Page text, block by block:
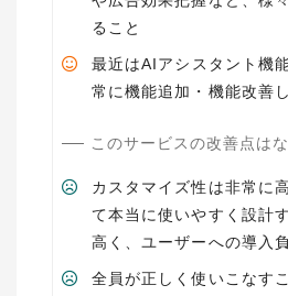
ること
最近はAIアシスタント機
常に機能追加・機能改善
このサービスの改善点は
カスタマイズ性は非常に
て本当に使いやすく設計
高く、ユーザーへの導入
全員が正しく使いこなす